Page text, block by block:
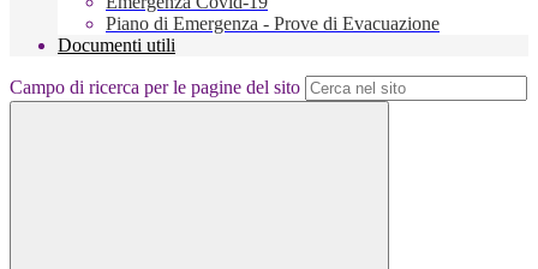
Piano di Emergenza - Prove di Evacuazione
Documenti utili
Campo di ricerca per le pagine del sito